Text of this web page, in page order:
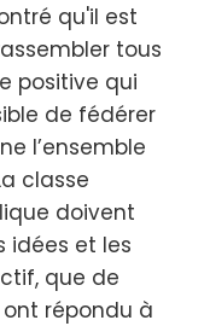
qu'il est
tous
positive qui
de fédérer
l’ensemble
classe
doivent
idées et les
que de
répondu à